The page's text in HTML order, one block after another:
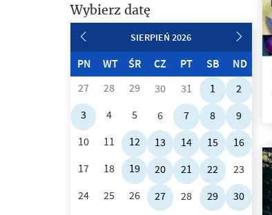
Wybierz datę
SIERPIEŃ 2026
PN WT ŚR CZ PT SB ND
27 28 29 30 31 1
2
3
4 5 6 7 8
9
10
11 12 13 14 15
16
17
18 19 20 21 22
23
24
25 26 27 28 29
30